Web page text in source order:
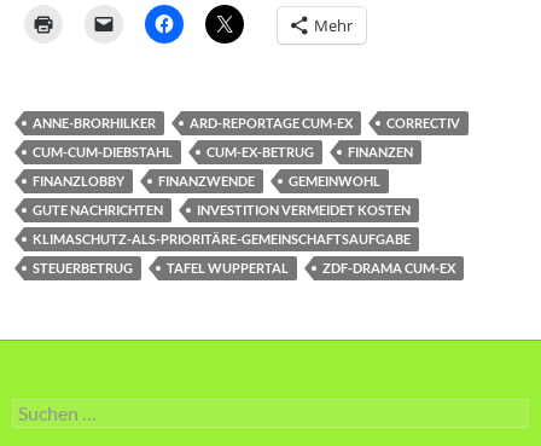
Mehr
ANNE-BRORHILKER ARD-REPORTAGE CUM-EX
CORRECTIV
CUM-CUM-DIEBSTAHL
CUM-EX-BETRUG
FINANZEN
FINANZLOBBY
FINANZWENDE
GEMEINWOHL
GUTE NACHRICHTEN
INVESTITION VERMEIDET KOSTEN
KLIMASCHUTZ-ALS-PRIORITÄRE-GEMEINSCHAFTSAUFGABE
STEUERBETRUG
TAFEL WUPPERTAL ZDF-DRAMA CUM-EX
Suche
nach: